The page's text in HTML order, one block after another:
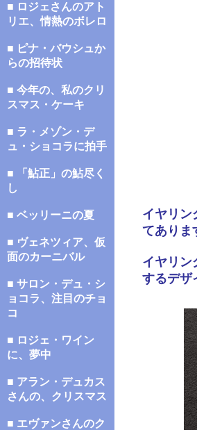
■ ロジェさんのアト
リエ、情熱のボレロ
■ ピナ・バウシュか
らの招待状
■ 今年の、私のクリ
スマス・ケーキ
■ ラ・メゾン・デ
ュ・ショコラに拍手
■ 「鮎正」の鮎尽く
し
■ ベッリーニの夏
■ ヴェネツィア、仮
面のカーニバル
■ サロン・デュ・シ
ョコラ、注目のチョ
コ
■ ロジェ・ワイン
に、夢中
■ アラン・デュカス
さんの、クリスマス
■ エヴァンさんのク
イヤリン
てありま
イヤリン
するデザ